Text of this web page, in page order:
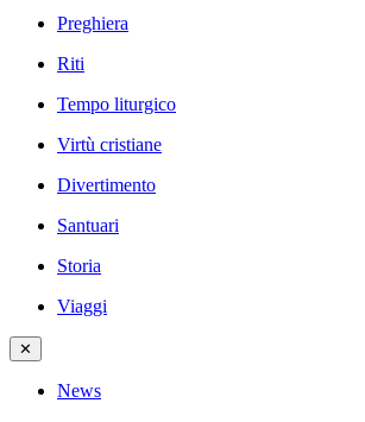
Preghiera
Riti
Tempo liturgico
Virtù cristiane
Divertimento
Santuari
Storia
Viaggi
✕
News